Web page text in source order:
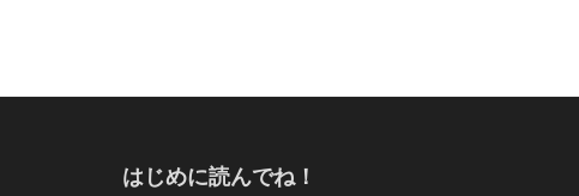
はじめに読んでね！